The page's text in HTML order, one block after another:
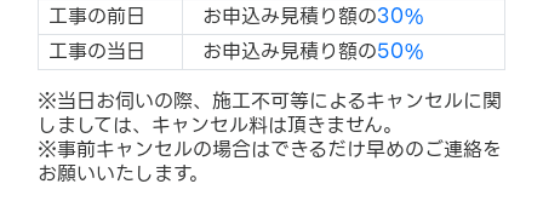
工事の前日
お申込み見積り額の30%
工事の当日
お申込み見積り額の50%
※当日お伺いの際、施工不可等によるキャンセルに関
しましては、キャンセル料は頂きません。
※事前キャンセルの場合はできるだけ早めのご連絡を
お願いいたします。